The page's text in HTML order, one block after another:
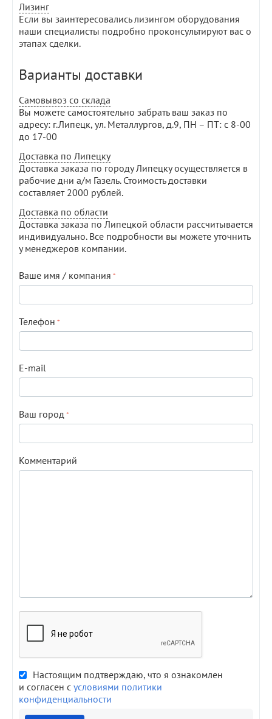
Лизинг
Если вы заинтересовались лизингом оборудования
наши специалисты подробно проконсультируют вас о
этапах сделки.
Варианты доставки
Самовывоз со склада
Вы можете самостоятельно забрать ваш заказ по
адресу: г.Липецк, ул. Металлургов, д.9, ПН – ПТ: с 8-00
до 17-00
Доставка по Липецку
Доставка заказа по городу Липецку осуществляется в
рабочие дни а/м Газель. Стоимость доставки
составляет 2000 рублей.
Доставка по области
Доставка заказа по Липецкой области рассчитывается
индивидуально. Все подробности вы можете уточнить
у менеджеров компании.
Ваше имя / компания
Телефон
E-mail
Ваш город
Комментарий
Настоящим подтверждаю, что я ознакомлен
и согласен с условиями политики
конфиденциальности